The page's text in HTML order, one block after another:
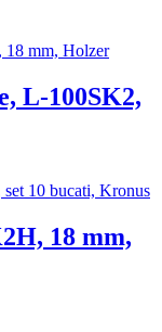
L-100SK2,
18 mm,